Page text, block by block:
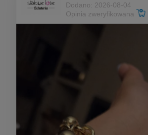
Dodano: 2026-08-04
Opinia zweryfikowana